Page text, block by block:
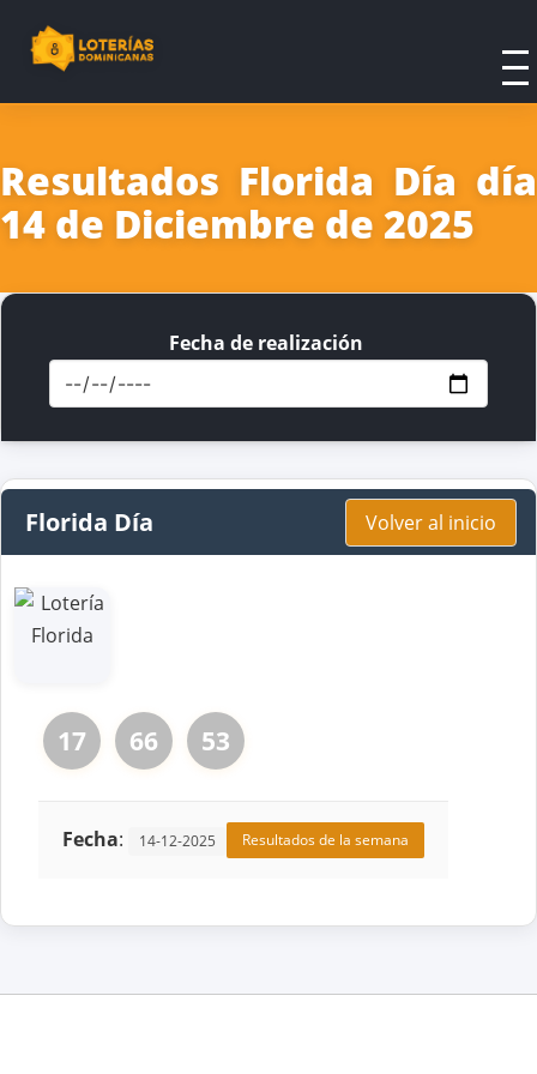
Resultados Florida Día día
14 de Diciembre de 2025
Fecha de realización
Florida Día Volver al inicio
17 66 53
Fecha: 14-12-2025 Resultados de la semana